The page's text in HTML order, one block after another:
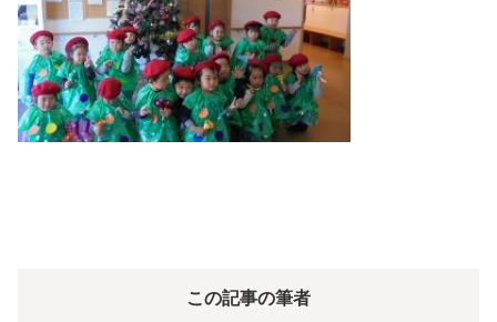
この記事の筆者